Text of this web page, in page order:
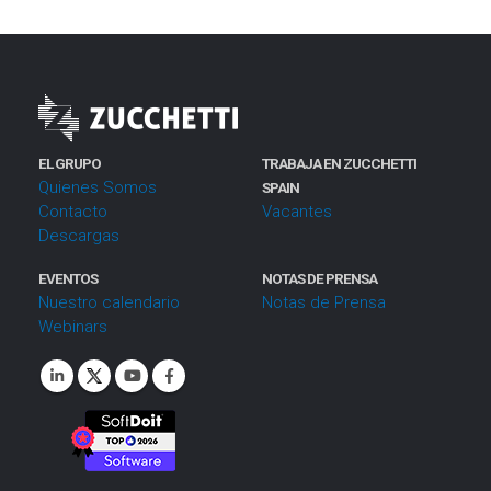
EL GRUPO
Quienes Somos
Contacto
Descargas
TRABAJA EN ZUCCHETTI
SPAIN
Vacantes
EVENTOS
Nuestro calendario
Webinars
NOTAS DE PRENSA
Notas de Prensa